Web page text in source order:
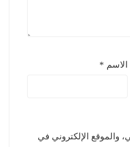
الاسم *
والموقع الإلكتروني في